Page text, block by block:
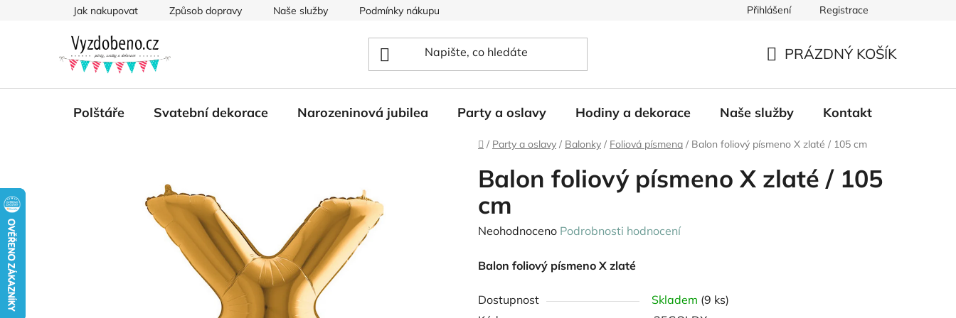
Jak nakupovat Způsob dopravy Naše služby Podmínky nákupu Přihlášení Registrace
KOŠÍK
PRÁZDNÝ KOŠÍK
Polštáře Svatební dekorace Narozeninová jubilea Party a oslavy Hodiny a dekorace Naše služby Kontakt
Domů
/ Party a oslavy / Balonky / Foliová písmena / Balon foliový písmeno X zlaté / 105 cm
Balon foliový písmeno X zlaté / 105
cm
Průměrné
produktu
0,0
Neohodnoceno Podrobnosti hodnocení
Balon foliový písmeno X zlaté
Dostupnost Skladem (9 ks)